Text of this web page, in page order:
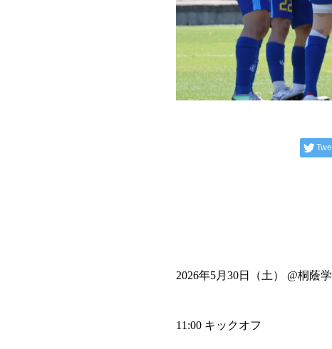
2026年5月30日（土） @桐蔭
11:00 キックオフ